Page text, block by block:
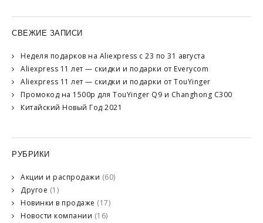
СВЕЖИЕ ЗАПИСИ
Неделя подарков на Aliexpress с 23 по 31 августа
Aliexpress 11 лет — скидки и подарки от Everycom
Aliexpress 11 лет — скидки и подарки от TouYinger
Промокод на 1500р для TouYinger Q9 и Changhong C300
Китайский Новый Год 2021
РУБРИКИ
Акции и распродажи (60)
Другое (1)
Новинки в продаже (17)
Новости компании (16)